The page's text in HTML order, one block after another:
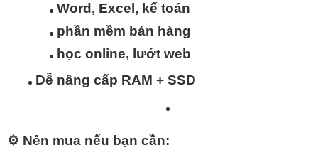
Word, Excel, kế toán
phần mềm bán hàng
học online, lướt web
Dễ nâng cấp RAM + SSD
⚙️ Nên mua nếu bạn cần: